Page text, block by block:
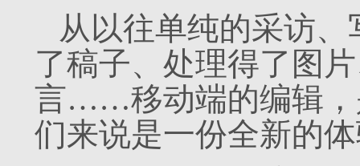
从以往单纯的采访
了稿子、处理得了图
言……移动端的编辑，
们来说是一份全新的